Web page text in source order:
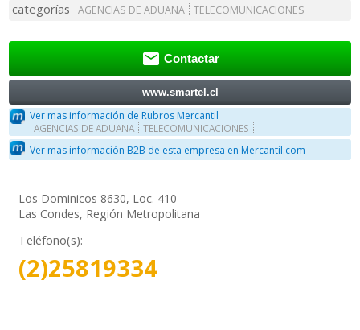
categorías AGENCIAS DE ADUANA TELECOMUNICACIONES
 Contactar
www.smartel.cl
Ver mas información de Rubros Mercantil
AGENCIAS DE ADUANA TELECOMUNICACIONES
Ver mas información B2B de esta empresa en Mercantil.com
Los Dominicos 8630, Loc. 410
Las Condes, Región Metropolitana
Teléfono(s):
(2)25819334